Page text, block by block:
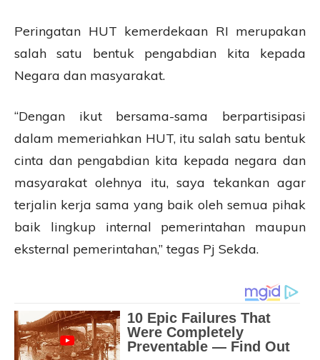
Peringatan HUT kemerdekaan RI merupakan
salah satu bentuk pengabdian kita kepada
Negara dan masyarakat.
“Dengan ikut bersama-sama berpartisipasi
dalam memeriahkan HUT, itu salah satu bentuk
cinta dan pengabdian kita kepada negara dan
masyarakat olehnya itu, saya tekankan agar
terjalin kerja sama yang baik oleh semua pihak
baik lingkup internal pemerintahan maupun
eksternal pemerintahan,” tegas Pj Sekda.